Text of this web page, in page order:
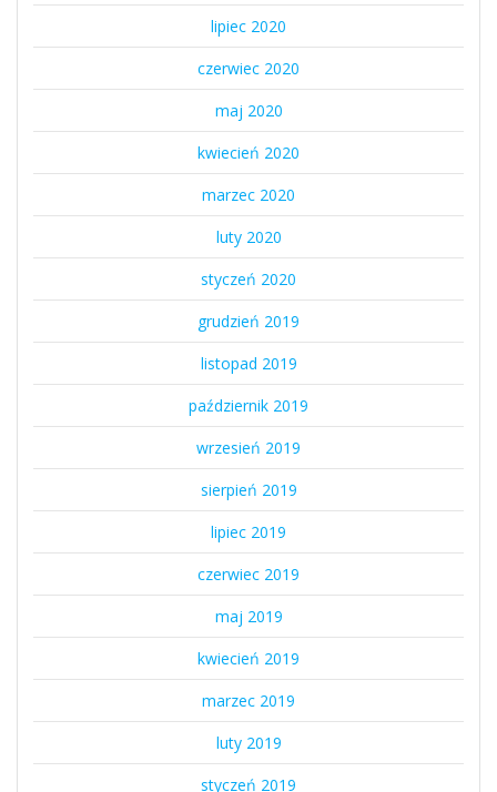
lipiec 2020
czerwiec 2020
maj 2020
kwiecień 2020
marzec 2020
luty 2020
styczeń 2020
grudzień 2019
listopad 2019
październik 2019
wrzesień 2019
sierpień 2019
lipiec 2019
czerwiec 2019
maj 2019
kwiecień 2019
marzec 2019
luty 2019
styczeń 2019